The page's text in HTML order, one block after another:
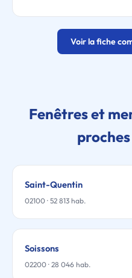
Voir la fiche
Fenêtres et
Saint-Quentin
02100 · 52 813 hab.
Soissons
02200 · 28 046 hab.